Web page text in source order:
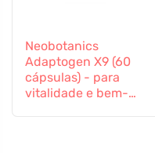
Neobotanics
Adaptogen X9 (60
cápsulas) - para
vitalidade e bem-